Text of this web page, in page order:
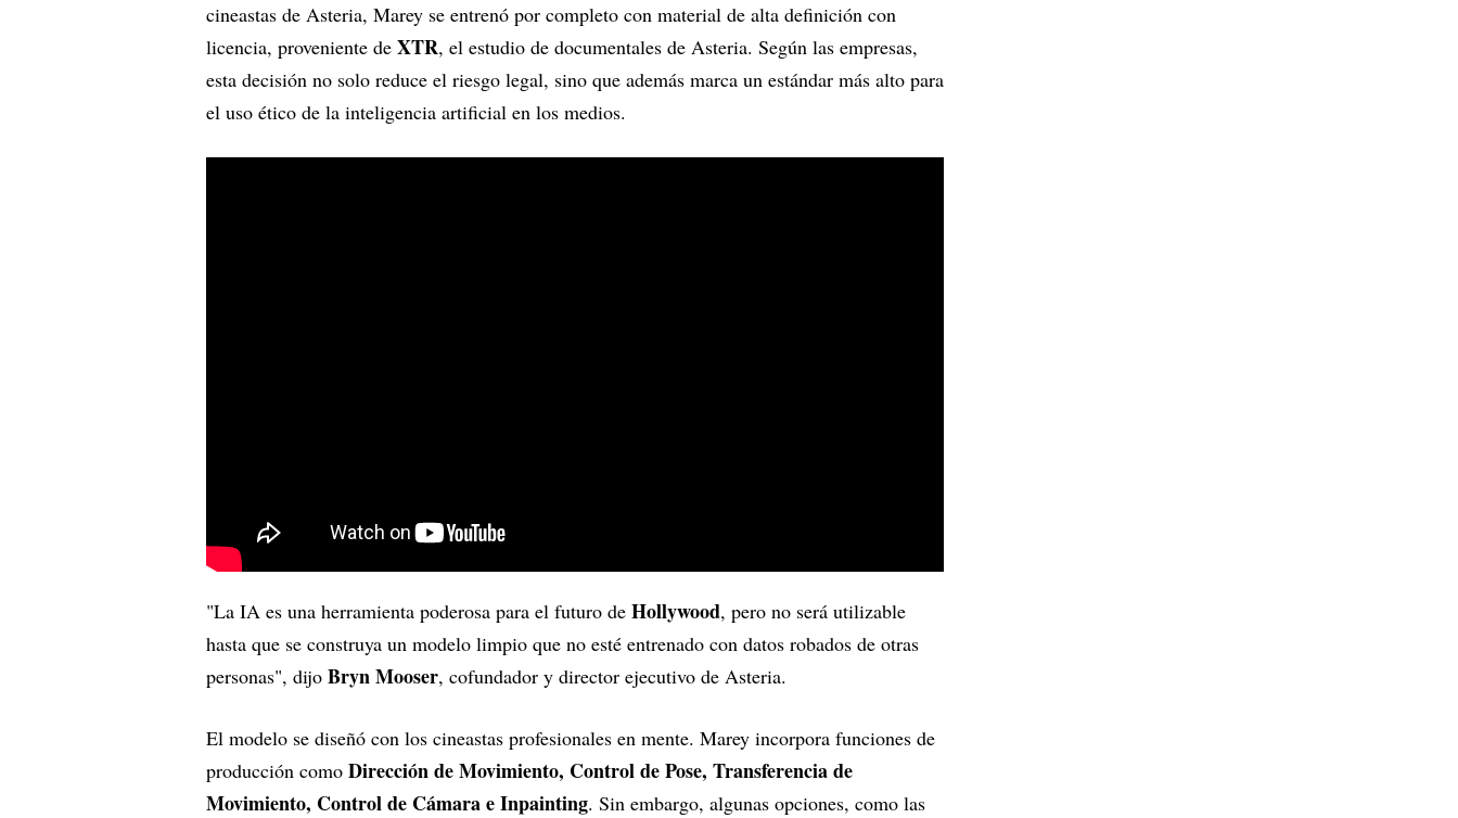
cineastas de Asteria, Marey se entrenó por completo con material de alta definición con
licencia, proveniente de XTR, el estudio de documentales de Asteria. Según las empresas,
esta decisión no solo reduce el riesgo legal, sino que además marca un estándar más alto para
el uso ético de la inteligencia artificial en los medios.
"La IA es una herramienta poderosa para el futuro de Hollywood, pero no será utilizable
hasta que se construya un modelo limpio que no esté entrenado con datos robados de otras
personas", dijo Bryn Mooser, cofundador y director ejecutivo de Asteria.
El modelo se diseñó con los cineastas profesionales en mente. Marey incorpora funciones de
producción como Dirección de Movimiento, Control de Pose, Transferencia de
Movimiento, Control de Cámara e Inpainting. Sin embargo, algunas opciones, como las